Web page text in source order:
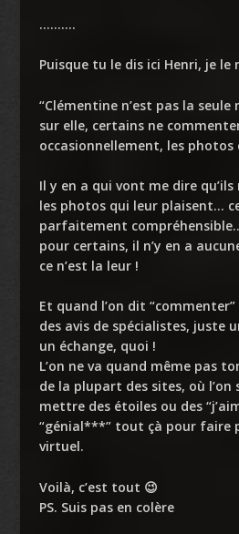
……….
Puisque tu le dis ici Henri, je le
“Clémentine n’est pas la
sur elle, certains ne
occasionnellement, les photos
Il y en a qui vont me dire
les photos qui leur plaisent…
parfaitement
pour certains, il n’y en a
ce n’est la leur !
Et quand l’on dit “commenter”
des avis de spécialistes, juste
un échange, quoi !
L’on ne va quand même pas
de la plupart des sites, où l’on
mettre des étoiles ou des
“génial***” tout çà pour faire
virtuel.
Voilà, c’est tout 😉
PS. Suis pas en colère